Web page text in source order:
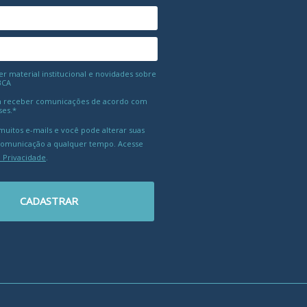
material institucional e novidades sobre
comunicações de acordo com
e-mails e você pode alterar suas
a qualquer tempo. Acesse
Privacidade
CADASTRAR